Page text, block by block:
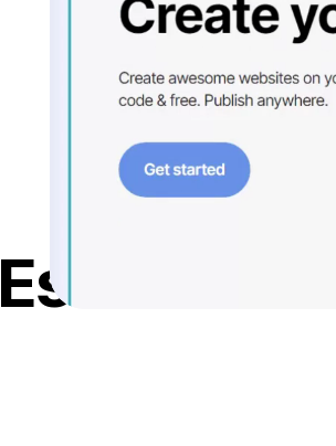
Es ist